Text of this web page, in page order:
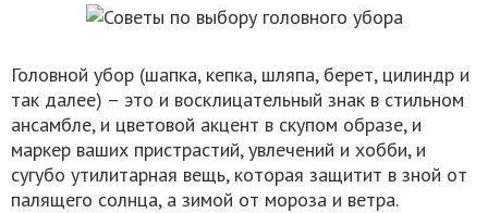
Головной убор (шапка, кепка, шляпа, берет, цилиндр и
так далее) – это и восклицательный знак в стильном
ансамбле, и цветовой акцент в скупом образе, и
маркер ваших пристрастий, увлечений и хобби, и
сугубо утилитарная вещь, которая защитит в зной от
палящего солнца, а зимой от мороза и ветра.